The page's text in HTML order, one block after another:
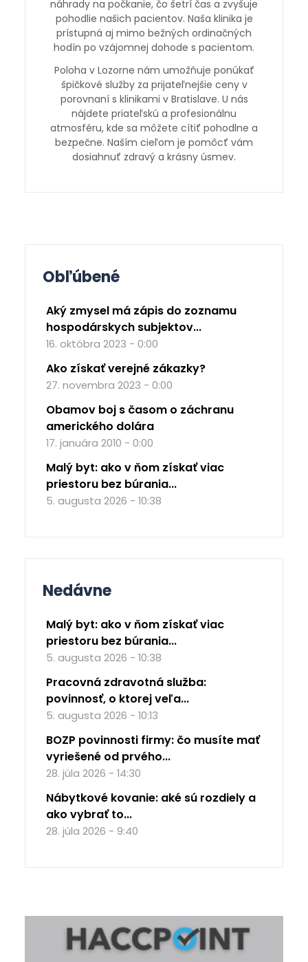
náhrady na počkanie, čo šetrí čas a zvyšuje
pohodlie našich pacientov. Naša klinika je
prístupná aj mimo bežných ordinačných
hodín po vzájomnej dohode s pacientom.
Poloha v Lozorne nám umožňuje ponúkať
špičkové služby za prijateľnejšie ceny v
porovnaní s klinikami v Bratislave. U nás
nájdete priateľskú a profesionálnu
atmosféru, kde sa môžete cítiť pohodlne a
bezpečne. Naším cieľom je pomôcť vám
dosiahnuť zdravý a krásny úsmev.
Obľúbené
Aký zmysel má zápis do zoznamu
hospodárskych subjektov...
16. októbra 2023 - 0:00
Ako získať verejné zákazky?
27. novembra 2023 - 0:00
Obamov boj s časom o záchranu
amerického dolára
17. januára 2010 - 0:00
Malý byt: ako v ňom získať viac
priestoru bez búrania...
5. augusta 2026 - 10:38
Nedávne
Malý byt: ako v ňom získať viac
priestoru bez búrania...
5. augusta 2026 - 10:38
Pracovná zdravotná služba:
povinnosť, o ktorej veľa...
5. augusta 2026 - 10:13
BOZP povinnosti firmy: čo musíte mať
vyriešené od prvého...
28. júla 2026 - 14:30
Nábytkové kovanie: aké sú rozdiely a
ako vybrať to...
28. júla 2026 - 9:40